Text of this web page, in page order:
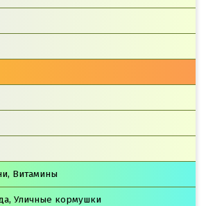
Витамины
Уличные кормушки